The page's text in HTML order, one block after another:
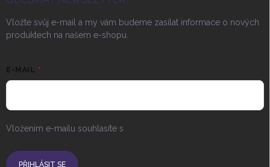
Vložte svůj e-mail a my vám budeme zasílat informace o nových
produktech na našem e-shopu.
E-MAIL
Vložením e-mailu souhlasíte s
PŘIHLÁSIT SE